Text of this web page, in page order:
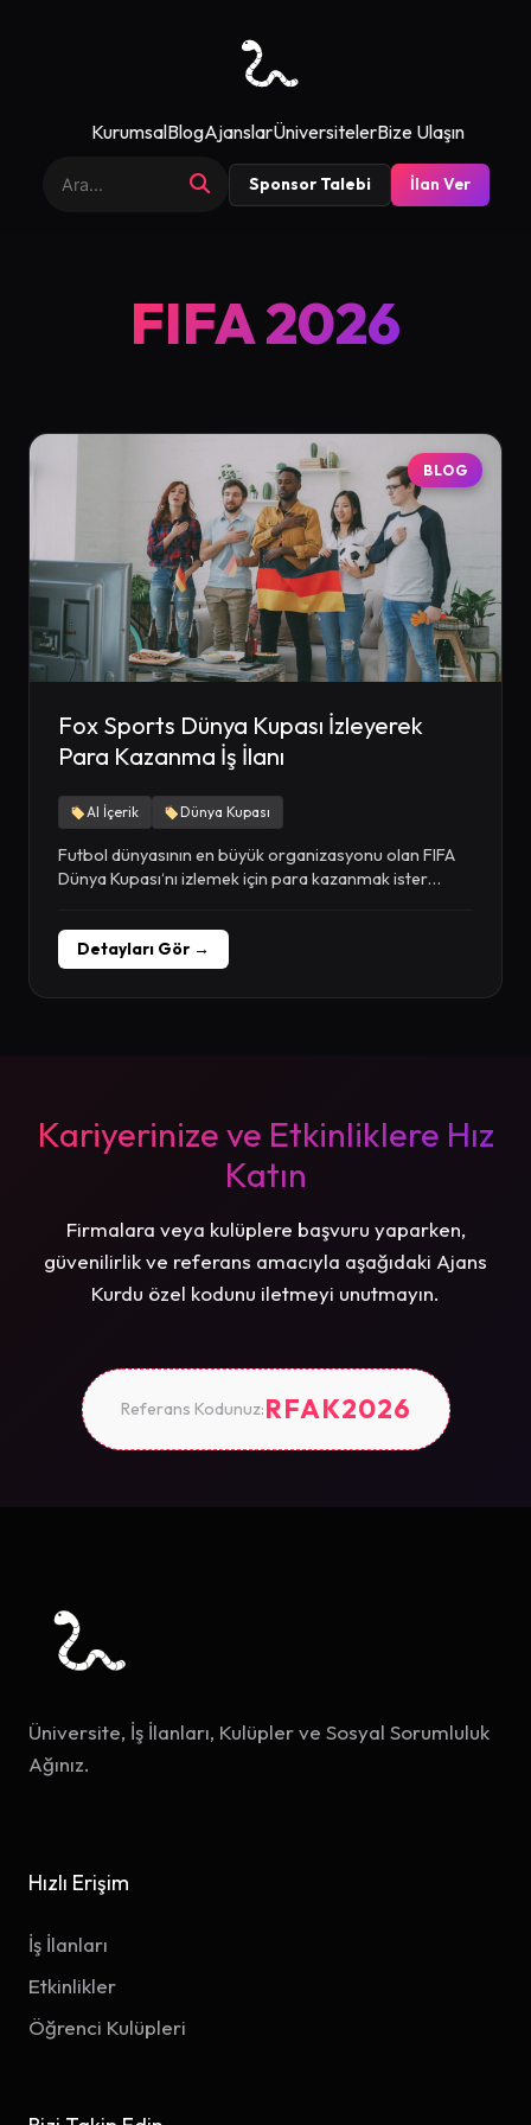
KurumsalBlogAjanslarÜniversitelerBize Ulaşın
Sponsor Talebi İlan Ver
FIFA 2026
BLOG
Fox Sports Dünya Kupası İzleyerek
Para Kazanma İş İlanı
AI İçerik Dünya Kupası
Futbol dünyasının en büyük organizasyonu olan FIFA
Dünya Kupası‘nı izlemek için para kazanmak ister
Detayları Gör →
Kariyerinize ve Etkinliklere Hız
Katın
Firmalara veya kulüplere başvuru yaparken,
güvenilirlik ve referans amacıyla aşağıdaki Ajans
Kurdu özel kodunu iletmeyi unutmayın.
Referans Kodunuz:RFAK2026
Üniversite, İş İlanları, Kulüpler ve Sosyal Sorumluluk
Ağınız.
Hızlı Erişim
İş İlanları
Etkinlikler
Öğrenci Kulüpleri